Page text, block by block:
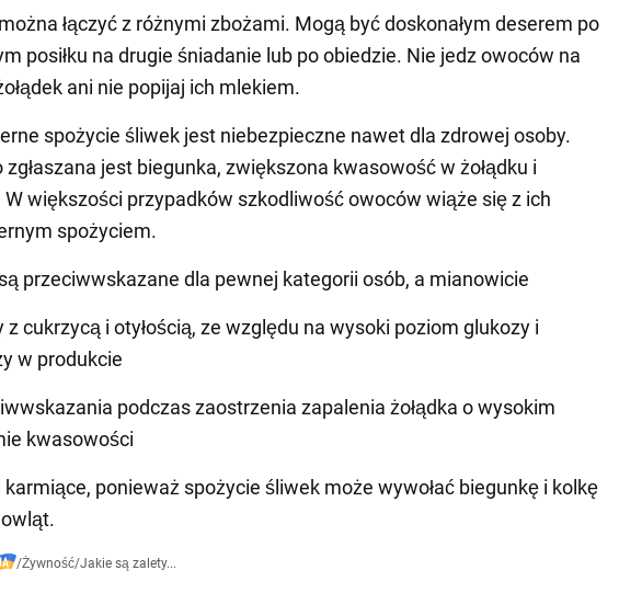
łączyć z różnymi zbożami. Mogą być doskonałym deserem po
posiłku na drugie śniadanie lub po obiedzie. Nie jedz owoców na
ani nie popijaj ich mlekiem.
spożycie śliwek jest niebezpieczne nawet dla zdrowej osoby.
zgłaszana jest biegunka, zwiększona kwasowość w żołądku i
W większości przypadków szkodliwość owoców wiąże się z ich
spożyciem.
przeciwwskazane dla pewnej kategorii osób, a mianowicie
z cukrzycą i otyłością, ze względu na wysoki poziom glukozy i
w produkcie
podczas zaostrzenia zapalenia żołądka o wysokim
kwasowości
karmiące, ponieważ spożycie śliwek może wywołać biegunkę i kolkę
/Żywność/Jakie są zalety...